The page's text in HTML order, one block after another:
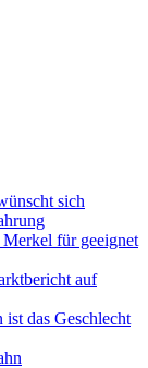
sich
für geeignet
auf
das Geschlecht